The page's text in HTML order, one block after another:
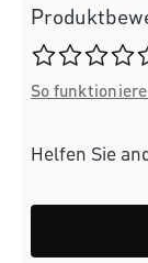
So
Helfen Sie